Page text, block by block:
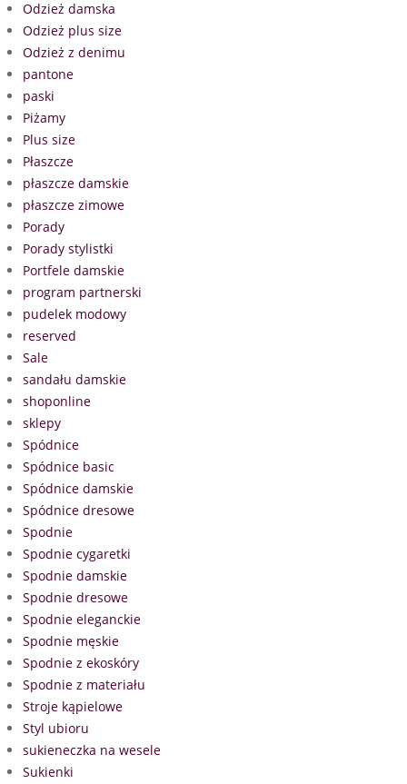
Odzież damska
Odzież plus size
Odzież z denimu
pantone
paski
Piżamy
Plus size
Płaszcze
płaszcze damskie
płaszcze zimowe
Porady
Porady stylistki
Portfele damskie
program partnerski
pudelek modowy
reserved
Sale
sandału damskie
shoponline
sklepy
Spódnice
Spódnice basic
Spódnice damskie
Spódnice dresowe
Spodnie
Spodnie cygaretki
Spodnie damskie
Spodnie dresowe
Spodnie eleganckie
Spodnie męskie
Spodnie z ekoskóry
Spodnie z materiału
Stroje kąpielowe
Styl ubioru
sukieneczka na wesele
Sukienki